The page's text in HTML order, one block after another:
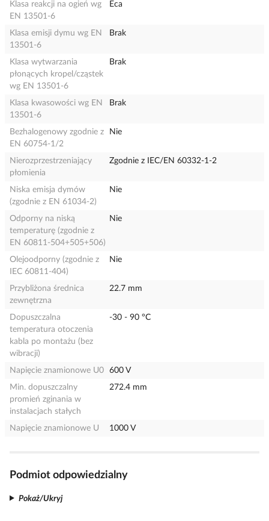
Klasa reakcji na ogień wg
EN 13501-6
Eca
Klasa emisji dymu wg EN
13501-6
Brak
Klasa wytwarzania
płonących kropel/cząstek
wg EN 13501-6
Brak
Klasa kwasowości wg EN
13501-6
Brak
Bezhalogenowy zgodnie z
EN 60754-1/2
Nie
Nierozprzestrzeniający
płomienia
Zgodnie z IEC/EN 60332-1-2
Niska emisja dymów
(zgodnie z EN 61034-2)
Nie
Odporny na niską
temperaturę (zgodnie z
EN 60811-504+505+506)
Nie
Olejoodporny (zgodnie z
IEC 60811-404)
Nie
Przybliżona średnica
zewnętrzna
22.7 mm
Dopuszczalna
temperatura otoczenia
kabla po montażu (bez
wibracji)
-30 - 90 °C
Napięcie znamionowe U0
600 V
Min. dopuszczalny
promień zginania w
instalacjach stałych
272.4 mm
Napięcie znamionowe U 1000 V
Podmiot odpowiedzialny
Pokaż/Ukryj